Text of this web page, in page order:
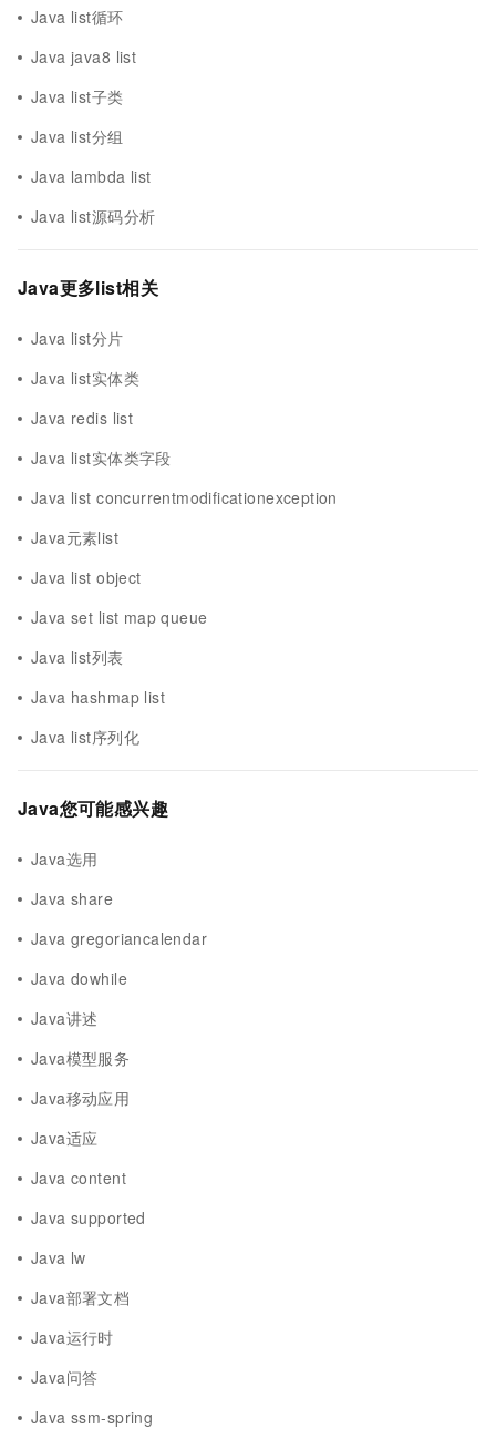
Java list循环
Java java8 list
Java list子类
Java list分组
Java lambda list
Java list源码分析
Java更多list相关
Java list分片
Java list实体类
Java redis list
Java list实体类字段
Java list concurrentmodificationexception
Java元素list
Java list object
Java set list map queue
Java list列表
Java hashmap list
Java list序列化
Java您可能感兴趣
Java选用
Java share
Java gregoriancalendar
Java dowhile
Java讲述
Java模型服务
Java移动应用
Java适应
Java content
Java supported
Java lw
Java部署文档
Java运行时
Java问答
Java ssm-spring